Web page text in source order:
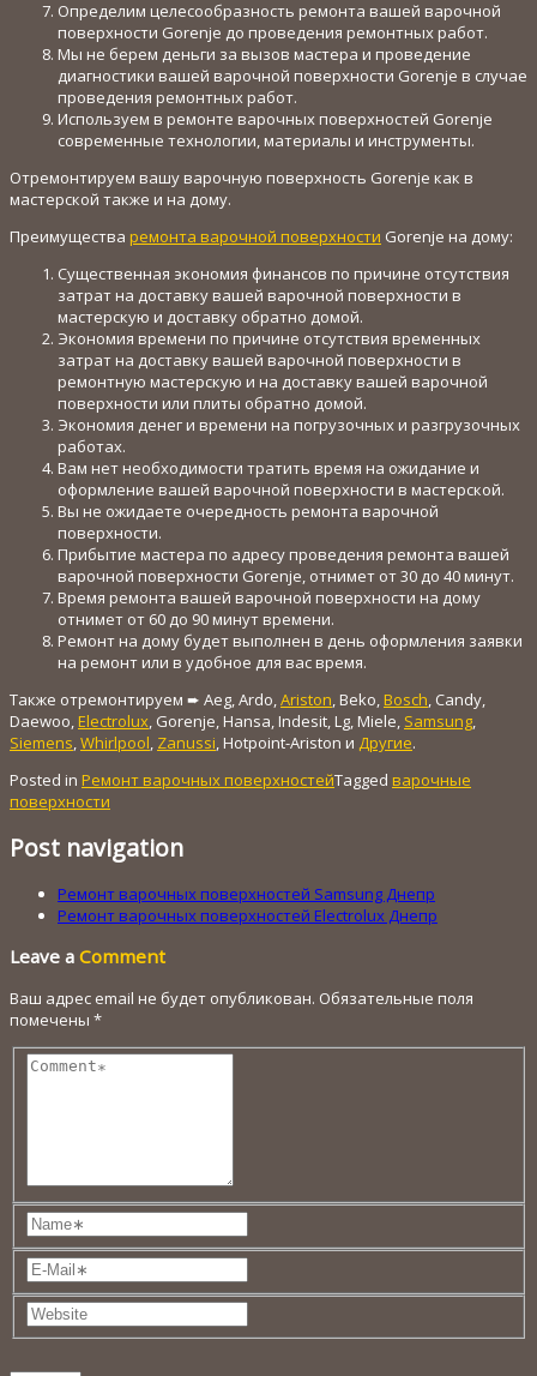
Определим целесообразность ремонта вашей варочной
поверхности Gorenje до проведения ремонтных работ.
Мы не берем деньги за вызов мастера и проведение
диагностики вашей варочной поверхности Gorenje в случае
проведения ремонтных работ.
Используем в ремонте варочных поверхностей Gorenje
современные технологии, материалы и инструменты.
Отремонтируем вашу варочную поверхность Gorenje как в
мастерской также и на дому.
Преимущества ремонта варочной поверхности Gorenje на дому:
Существенная экономия финансов по причине отсутствия
затрат на доставку вашей варочной поверхности в
мастерскую и доставку обратно домой.
Экономия времени по причине отсутствия временных
затрат на доставку вашей варочной поверхности в
ремонтную мастерскую и на доставку вашей варочной
поверхности или плиты обратно домой.
Экономия денег и времени на погрузочных и разгрузочных
работах.
Вам нет необходимости тратить время на ожидание и
оформление вашей варочной поверхности в мастерской.
Вы не ожидаете очередность ремонта варочной
поверхности.
Прибытие мастера по адресу проведения ремонта вашей
варочной поверхности Gorenje, отнимет от 30 до 40 минут.
Время ремонта вашей варочной поверхности на дому
отнимет от 60 до 90 минут времени.
Ремонт на дому будет выполнен в день оформления заявки
на ремонт или в удобное для вас время.
Также отремонтируем ➨ Aeg, Ardo,Ariston, Beko, Bosch, Candy,
Daewoo, Electrolux, Gorenje, Hansa, Indesit, Lg, Miele, Samsung,
Siemens,Whirlpool, Zanussi, Hotpoint-Ariston и Другие.
Posted in Ремонт варочных поверхностейTagged варочные
поверхности
Post navigation
Ремонт варочных поверхностей Samsung Днепр
Ремонт варочных поверхностей Electrolux Днепр
Leave a Comment
Ваш адрес email не будет опубликован. Обязательные поля
помечены *